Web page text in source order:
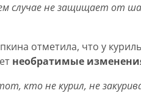
случае не защищает от
отметила, что у
необратимые
кто не курил, не